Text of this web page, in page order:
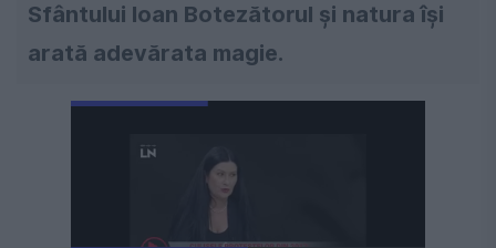
Sfântului Ioan Botezătorul și natura își
arată adevărata magie.